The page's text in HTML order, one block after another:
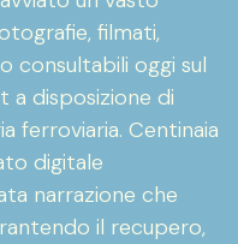
filmati,
consultabili oggi sul
a disposizione di
ferroviaria. Centinaia
digitale
narrazione che
il recupero,